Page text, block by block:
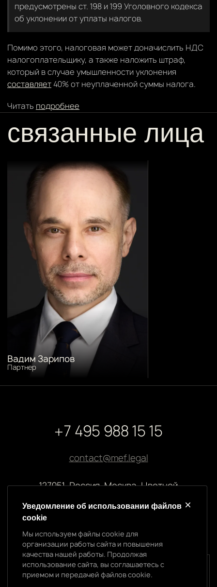
предусмотрены ст. 198 и 199 Уголовного кодекса
об уклонении от уплаты налогов.
Помимо этого, налоговая может доначислить НДС
налогоплательщику, а также наложить штраф,
который в случае умышленности уклонения
составляет 40% от неуплаченной суммы налога.
Читать подробнее
связанные лица
Вадим Зарипов
Партнер
+7 495 988 15 15
contact@mef.legal
127051, Россия, Москва, Цветной
Реквизиты компании
ООО “МЭФ ЛИГАЛ”
ИНН 7704874992
ОГРН 5147746145718
Уведомление об использовании cookie
Уведомление об использовании файлов
cookie
Мы используем файлы cookie для
организации работы сайта и повышения
качества нашей работы. Продолжая
использование сайта, вы соглашаетесь с
приемом и передачей файлов cookie.